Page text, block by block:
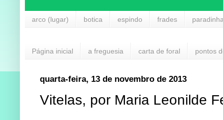
arco (lugar) botica espindo frades
Página inicial a freguesia carta de foral pontos
quarta-feira, 13 de novembro de 2013
Vitelas, por Maria Leonilde